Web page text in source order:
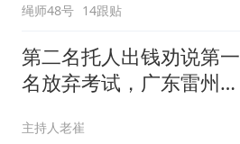
绳师48号 14跟贴
第二名托人出钱劝说第一
名放弃考试，广东雷州发
主持人老崔